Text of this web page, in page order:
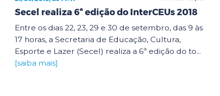
Secel realiza 6ª edição do InterCEUs 2018
Entre os dias 22, 23, 29 e 30 de setembro, das 9 às
17 horas, a Secretaria de Educação, Cultura,
Esporte e Lazer (Secel) realiza a 6ª edição do to...
[saiba mais]